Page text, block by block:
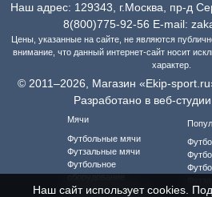
Наш адрес: 129343, г.Москва, пр-д
8(800)775-92-56 E-mail:
Цены, указанные на сайте, не являются
внимание, что данный интернет-сайт носит
характер.
© 2011–2026, Магазин «Ekip-
Разработано в веб-
Мячи
Футбольные мячи
Футзальные мячи
Футбольное
оборудование
Футбольная форма
Наш сайт использует cookies.